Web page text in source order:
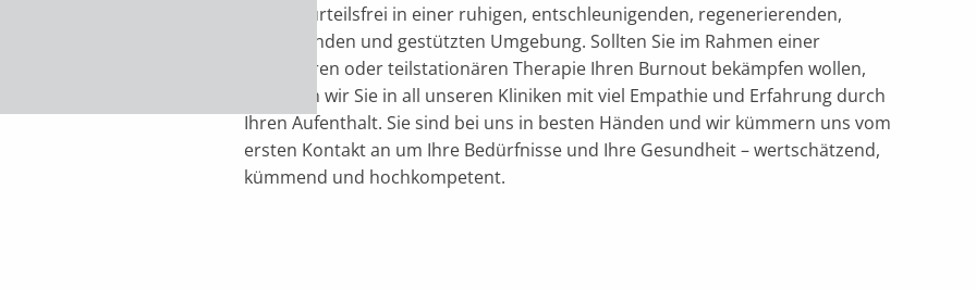
und vorurteilsfrei in einer ruhigen, entschleunigenden, regenerierenden,
aktivierenden und gestützten Umgebung. Sollten Sie im Rahmen einer
stationären oder teilstationären Therapie Ihren Burnout bekämpfen wollen,
begleiten wir Sie in all unseren Kliniken mit viel Empathie und Erfahrung durch
Ihren Aufenthalt. Sie sind bei uns in besten Händen und wir kümmern uns vom
ersten Kontakt an um Ihre Bedürfnisse und Ihre Gesundheit – wertschätzend,
kümmend und hochkompetent.